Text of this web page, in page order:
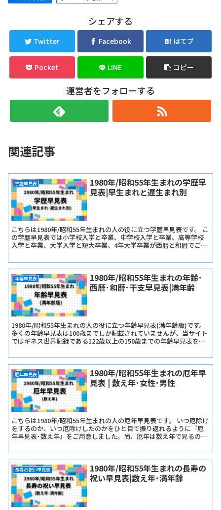
シェアする
Twitter Facebook はてブ
Pocket LINE コピー
運営者をフォローする
関連記事
学歴早見表
1980年/昭和55年生まれの学歴早
見表|早生まれと遅生まれ別
こちらは1980年/昭和55年生まれの人の役に立つ学歴早見表です。 こ
の学歴早見表では小学校入学と卒業、中学校入学と卒業、高等学校
入学と卒業、大学入学と短大卒業、4年大学卒業が西暦と和暦でご確
年齢早見表
1980年/昭和55年生まれの年齢･
西暦･和暦･干支早見表|満年齢
1980年/昭和55年生まれの人の役に立つ年齢早見表(満年齢版)です。
多くの年齢早見表は100歳までしか記載されていませんが、当サイト
ではギネス世界記録である122歳以上の150歳までの年齢早見表を記
厄年早見表
1980年/昭和55年生まれの厄年早
見表 | 数え年･女性･男性
こちらは1980年/昭和55年生まれの人の厄年早見表です。 いつ厄除け
をするのか、いつ厄除けしたのかをひと目で振り返れるように『厄
年早見表･数え年』をご用意しました。尚、厄年は数え年で見るので
長寿の祝い早見表
1980年/昭和55年生まれの長寿の
祝い早見表|数え年･満年齢